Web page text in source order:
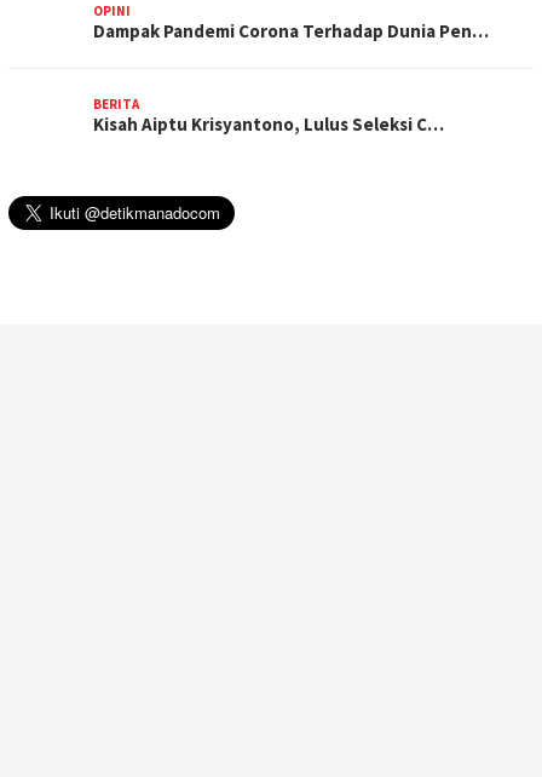
OPINI
Dampak Pandemi Corona Terhadap Dunia Pen…
BERITA
Kisah Aiptu Krisyantono, Lulus Seleksi C…